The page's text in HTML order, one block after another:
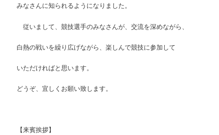
みなさんに知られるようになりました。
従いまして、競技選手のみなさんが、交流を深めながら、
白熱の戦いを繰り広げながら、楽しんで競技に参加して
いただければと思います。
どうぞ、宜しくお願い致します。
【来賓挨拶】